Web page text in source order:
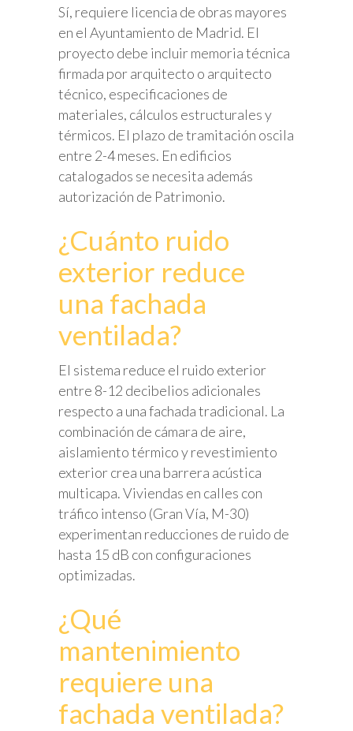
Sí, requiere licencia de obras mayores
en el Ayuntamiento de Madrid. El
proyecto debe incluir memoria técnica
firmada por arquitecto o arquitecto
técnico, especificaciones de
materiales, cálculos estructurales y
térmicos. El plazo de tramitación oscila
entre 2-4 meses. En edificios
catalogados se necesita además
autorización de Patrimonio.
¿Cuánto ruido
exterior reduce
una fachada
ventilada?
El sistema reduce el ruido exterior
entre 8-12 decibelios adicionales
respecto a una fachada tradicional. La
combinación de cámara de aire,
aislamiento térmico y revestimiento
exterior crea una barrera acústica
multicapa. Viviendas en calles con
tráfico intenso (Gran Vía, M-30)
experimentan reducciones de ruido de
hasta 15 dB con configuraciones
optimizadas.
¿Qué
mantenimiento
requiere una
fachada ventilada?